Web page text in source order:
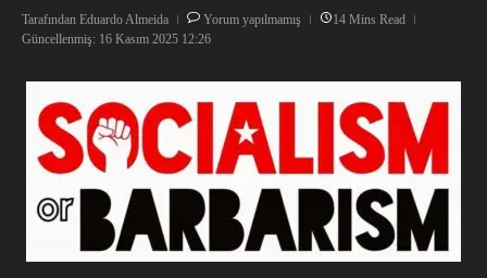
Tarafından Eduardo Almeida Yorum yapılmamış
14 Mins Read
Güncellenmiş: 16 Kasım 2025 12:26